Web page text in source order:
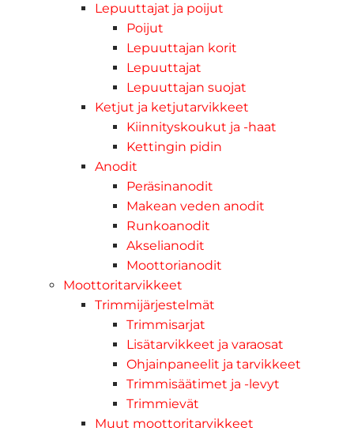
Lepuuttajat ja poijut
Poijut
Lepuuttajan korit
Lepuuttajat
Lepuuttajan suojat
Ketjut ja ketjutarvikkeet
Kiinnityskoukut ja -haat
Kettingin pidin
Anodit
Peräsinanodit
Makean veden anodit
Runkoanodit
Akselianodit
Moottorianodit
Moottoritarvikkeet
Trimmijärjestelmät
Trimmisarjat
Lisätarvikkeet ja varaosat
Ohjainpaneelit ja tarvikkeet
Trimmisäätimet ja -levyt
Trimmievät
Muut moottoritarvikkeet